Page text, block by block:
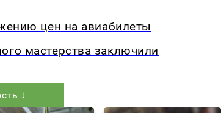
цен на авиабилеты
мастерства заключили
↓